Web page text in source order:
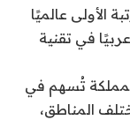
الأولى عالميًا
في تقنية
تُسهم في
المناطق،